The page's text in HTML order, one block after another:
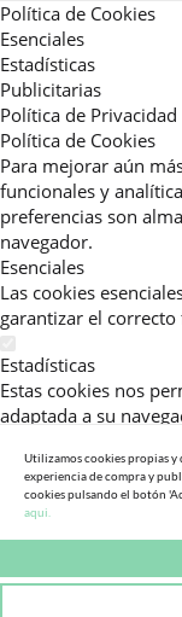
Política de Cookies
Esenciales
Estadísticas
Publicitarias
Política de Privacidad
Política de Cookies
Para mejorar aún
funcionales y
preferencias son
navegador.
Esenciales
Las cookies
garantizar el
Estadísticas
Estas cookies nos
adaptada a su
consultadas, etc).Al
más su experiencia.
Publicitarias
Estas cookies
mensajes
Utilizamos cookies propias y
experiencia de compra y
cookies pulsando el botón
aqui.